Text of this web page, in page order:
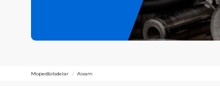
Mopedbilsdelar Aixam